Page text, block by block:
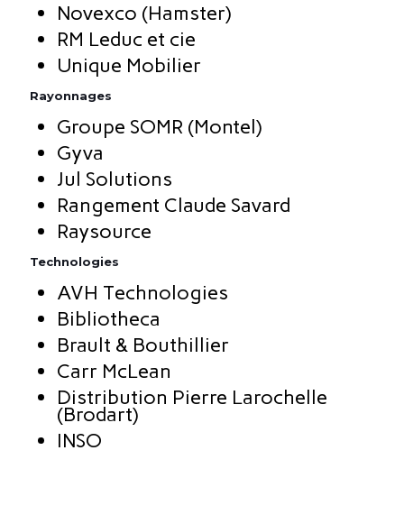
​Novexco (Hamster)
RM Leduc et cie
Unique Mobilier
Rayonnages
Groupe SOMR (Montel)
Gyva
Jul Solutions
Rangement Claude Savard
Raysource
Technologies
AVH Technologies
Bibliotheca
Brault & Bouthillier
Carr McLean
Distribution Pierre Larochelle
(Brodart)
INSO